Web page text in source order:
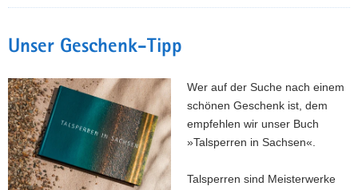
Unser Geschenk-Tipp
Wer auf der Suche nach einem
schönen Geschenk ist, dem
empfehlen wir unser Buch
»Talsperren in Sachsen«.
Talsperren sind Meisterwerke